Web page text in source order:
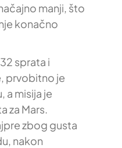
manji, što
konačno
sprata i
prvobitno je
a misija je
za Mars.
zbog gusta
nakon